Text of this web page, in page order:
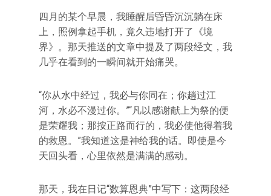
四月的某个早晨，我睡醒后昏昏沉沉躺在床
上，照例拿起手机，竟久违地打开了《境
界》。那天推送的文章中提及了两段经文，我
几乎在看到的一瞬间就开始痛哭。
“你从水中经过，我必与你同在；你趟过江
河，水必不漫过你。”“凡以感谢献上为祭的便
是荣耀我；那按正路而行的，我必使他得着我
的救恩。”我知道这是神给我的话。即使是今
天回头看，心里依然是满满的感动。
那天，我在日记“数算恩典”中写下：这两段经